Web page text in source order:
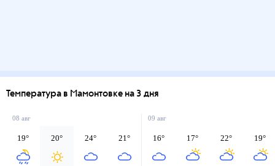
Температура в Мамонтовке на 3 дня
08 авг
19° 20° 24° 21°
09 авг
16° 17° 22° 19°